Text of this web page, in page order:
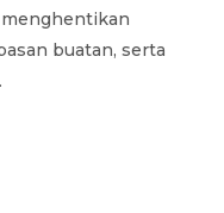
buatan, serta